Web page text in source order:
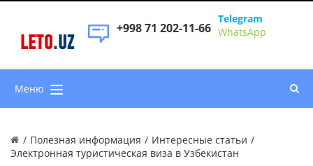
LETO.UZ
+998 71 202-11-66
Telegram
WhatsApp
Меню
/ Полезная информация / Интересные статьи /
Электронная туристическая виза в Узбекистан